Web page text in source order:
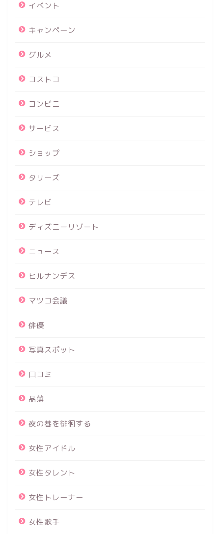
イベント
キャンペーン
グルメ
コストコ
コンビニ
サービス
ショップ
タリーズ
テレビ
ディズニーリゾート
ニュース
ヒルナンデス
マツコ会議
俳優
写真スポット
口コミ
品薄
夜の巷を徘徊する
女性アイドル
女性タレント
女性トレーナー
女性歌手